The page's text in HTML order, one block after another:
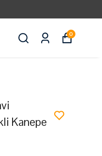
0
Kanepe